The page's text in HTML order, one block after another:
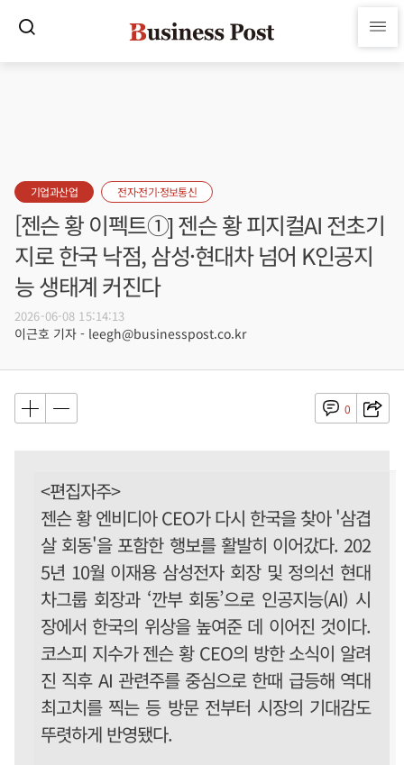
기업과산업 전자·전기·정보통신
[젠슨 황 이펙트①] 젠슨 황 피지컬AI 전초기
지로 한국 낙점, 삼성·현대차 넘어 K인공지
능 생태계 커진다
2026-06-08 15:14:13
이근호 기자 - leegh@businesspost.co.kr
0
<편집자주>
젠슨 황 엔비디아 CEO가 다시 한국을 찾아 '삼겹
살 회동'을 포함한 행보를 활발히 이어갔다. 202
5년 10월 이재용 삼성전자 회장 및 정의선 현대
차그룹 회장과 ‘깐부 회동’으로 인공지능(AI) 시
장에서 한국의 위상을 높여준 데 이어진 것이다.
코스피 지수가 젠슨 황 CEO의 방한 소식이 알려
진 직후 AI 관련주를 중심으로 한때 급등해 역대
최고치를 찍는 등 방문 전부터 시장의 기대감도
뚜렷하게 반영됐다.